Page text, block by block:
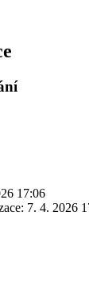
17:06
7. 4. 2026